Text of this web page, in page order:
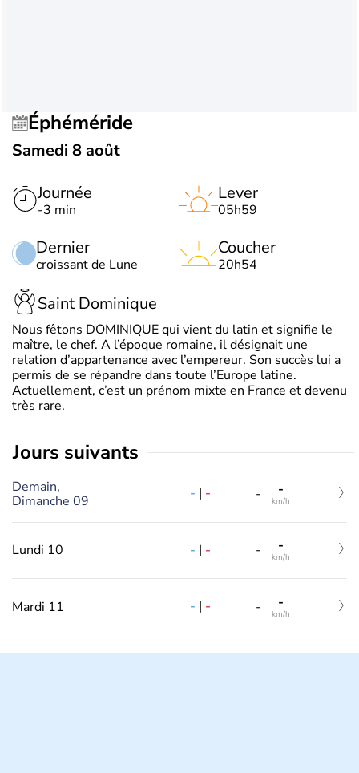
Éphéméride
Samedi 8 août
Journée
-3 min
Dernier
croissant de Lune
Lever
05h59
Coucher
20h54
Saint Dominique
Nous fêtons DOMINIQUE qui vient du latin et signifie le
maître, le chef. A l’époque romaine, il désignait une
relation d’appartenance avec l’empereur. Son succès lui a
permis de se répandre dans toute l’Europe latine.
Actuellement, c’est un prénom mixte en France et devenu
très rare.
jours suivants
Demain,
Dimanche 09
- | - - -
km/h
Lundi 10 - | - - -
km/h
Mardi 11 - | - - -
km/h